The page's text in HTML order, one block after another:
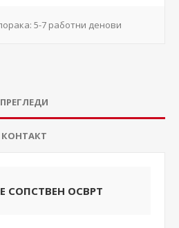
5-7 работни денови
ПРЕГЛЕДИ
КОНТАКТ
СОПСТВЕН ОСВРТ